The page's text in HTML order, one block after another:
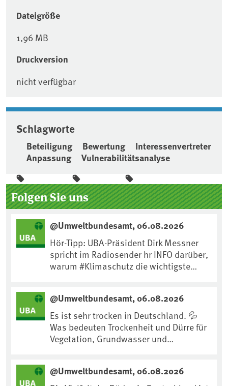
Dateigröße
1,96 MB
Druckversion
nicht verfügbar
Schlagworte
Beteiligung Bewertung
Interessenvertreter
Anpassung
Vulnerabilitätsanalyse
Seitenleiste
Folgen Sie uns
@Umweltbundesamt, 06.08.2026
Hör-Tipp: UBA-Präsident Dirk Messner
spricht im Radiosender hr INFO darüber,
warum #Klimaschutz die wichtigste
https://www.ardsounds.de/episode/urn
:ard:episode:0e7cf1c4b819c26d/
@Umweltbundesamt, 06.08.2026
Es ist sehr trocken in Deutschland. 💦
Was bedeuten Trockenheit und Dürre für
Vegetation, Grundwasser und
anpassen?🤔Antworten auf diese und
@Umweltbundesamt, 06.08.2026